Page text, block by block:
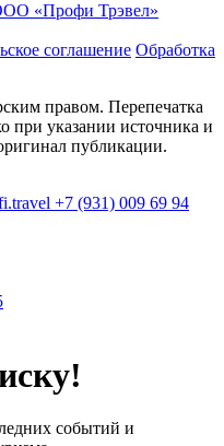
«Профи Трэвeл»
соглашение Обработка
правом. Перепечатка
при указании источника и
публикации.
+7 (931) 009 69 94
событий и